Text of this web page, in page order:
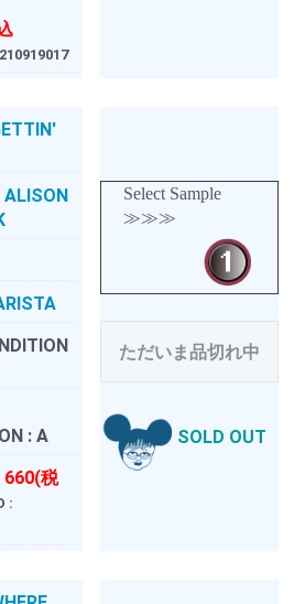
ALISON
: A
660(税
:
Select Sample
≫≫≫
ただいま品切れ中
SOLD OUT